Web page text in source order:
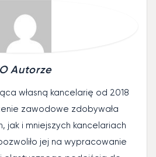
O Autorze
własną kancelarię od 2018
zawodowe zdobywała
jak i mniejszych kancelariach
jej na wypracowanie